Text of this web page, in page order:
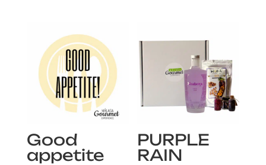
100,00 €
Good
appetite
PURPLE
RAIN